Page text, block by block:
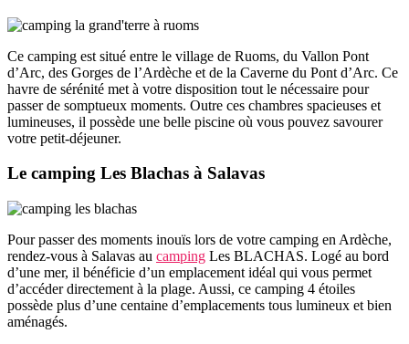
Ce camping est situé entre le village de Ruoms, du Vallon Pont
d’Arc, des Gorges de l’Ardèche et de la Caverne du Pont d’Arc. Ce
havre de sérénité met à votre disposition tout le nécessaire pour
passer de somptueux moments. Outre ces chambres spacieuses et
lumineuses, il possède une belle piscine où vous pouvez savourer
votre petit-déjeuner.
Le camping Les Blachas à Salavas
Pour passer des moments inouïs lors de votre camping en Ardèche,
rendez-vous à Salavas au camping Les BLACHAS. Logé au bord
d’une mer, il bénéficie d’un emplacement idéal qui vous permet
d’accéder directement à la plage. Aussi, ce camping 4 étoiles
possède plus d’une centaine d’emplacements tous lumineux et bien
aménagés.